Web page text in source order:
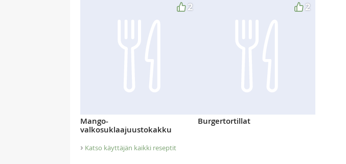
2
Mango-
valkosuklaajuustokakku
2
Burgertortillat
› Katso käyttäjän kaikki reseptit